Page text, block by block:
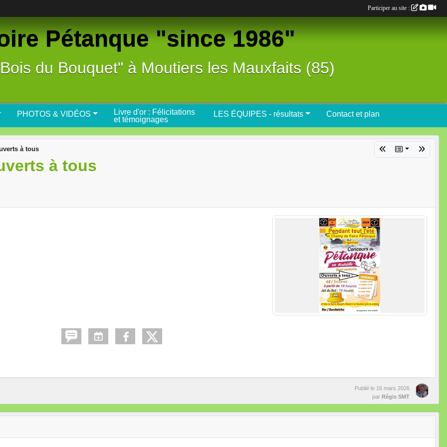
Pétanque "since 1986"
du Bouquet" à Moutiers les Mauxfaits (85)
PHOTOS & VIDÉOS
Livre d'or : Félicitations
et témoignages
LES ÉQUIPES - résultats Contact et plan
à tous
à tous
Publié le 16 mars 2026
par Régis SMT
Participer au site :